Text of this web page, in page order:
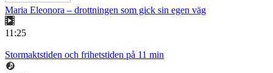
Maria Eleonora – drottningen som gick sin egen väg
11:25
Stormaktstiden och frihetstiden på 11 min